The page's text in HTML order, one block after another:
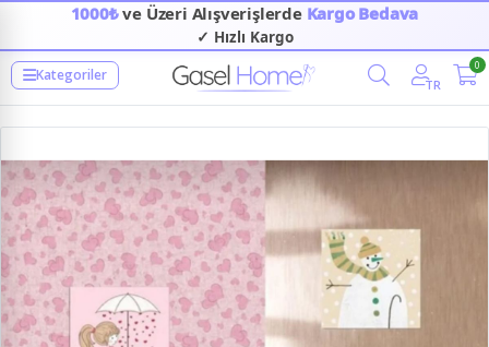
1000₺ve Üzeri Alışverişlerde Kargo Bedava
✓ Hızlı Kargo
Kategoriler
TR
0